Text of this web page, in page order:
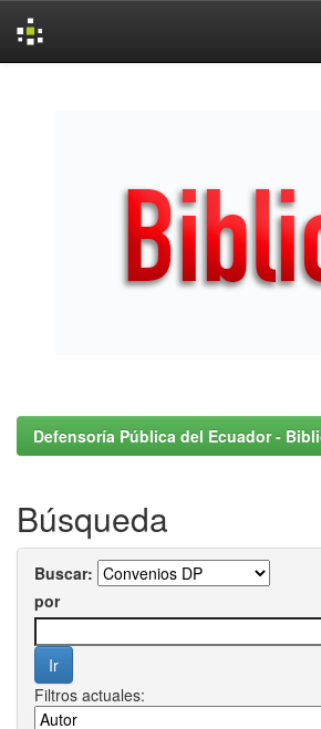
Defensoría Pública del Ecuador -
Búsqueda
Buscar:
por
Filtros actuales: